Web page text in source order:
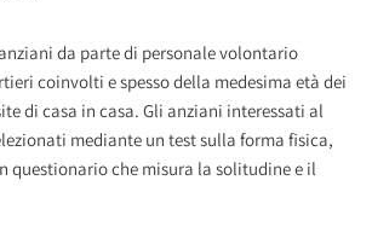
da parte di personale volontario
coinvolti e spesso della medesima età dei
di casa in casa. Gli anziani interessati al
mediante un test sulla forma fisica,
questionario che misura la solitudine e il